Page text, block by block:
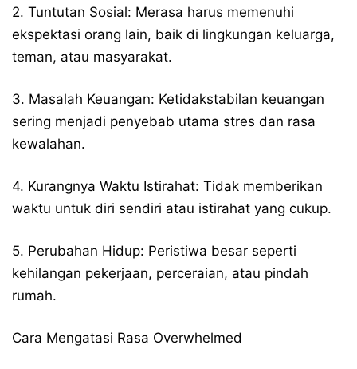
2. Tuntutan Sosial: Merasa harus memenuhi
ekspektasi orang lain, baik di lingkungan keluarga,
teman, atau masyarakat.
3. Masalah Keuangan: Ketidakstabilan keuangan
sering menjadi penyebab utama stres dan rasa
kewalahan.
4. Kurangnya Waktu Istirahat: Tidak memberikan
waktu untuk diri sendiri atau istirahat yang cukup.
5. Perubahan Hidup: Peristiwa besar seperti
kehilangan pekerjaan, perceraian, atau pindah
rumah.
Cara Mengatasi Rasa Overwhelmed